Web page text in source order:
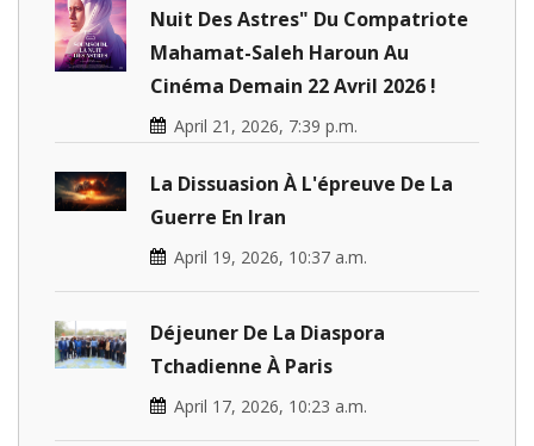
Nuit Des Astres" Du Compatriote
Mahamat-Saleh Haroun Au
Cinéma Demain 22 Avril 2026 !
April 21, 2026, 7:39 p.m.
La Dissuasion À L'épreuve De La
Guerre En Iran
April 19, 2026, 10:37 a.m.
Déjeuner De La Diaspora
Tchadienne À Paris
April 17, 2026, 10:23 a.m.